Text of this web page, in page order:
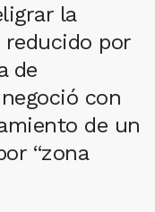
la
por
de
con
de un
“zona